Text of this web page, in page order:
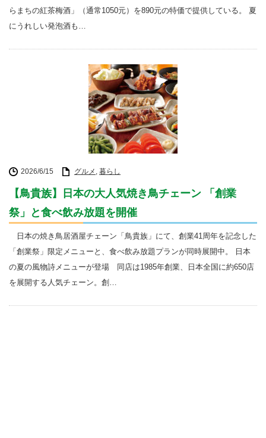
らまちの紅茶梅酒」（通常1050元）を890元の特価で提供している。 夏
にうれしい発泡酒も…
2026/6/15 グルメ , 暮らし
【鳥貴族】日本の大人気焼き鳥チェーン 「創業
祭」と食べ飲み放題を開催
日本の焼き鳥居酒屋チェーン「鳥貴族」にて、創業41周年を記念した
「創業祭」限定メニューと、食べ飲み放題プランが同時展開中。 日本
の夏の風物詩メニューが登場 同店は1985年創業、日本全国に約650店
を展開する人気チェーン。創…